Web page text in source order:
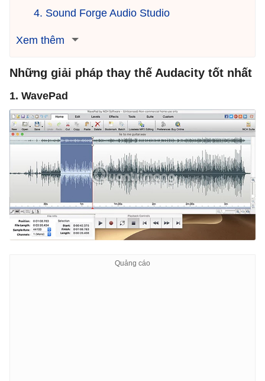
4. Sound Forge Audio Studio
Xem thêm
Những giải pháp thay thế Audacity tốt nhất
1. WavePad